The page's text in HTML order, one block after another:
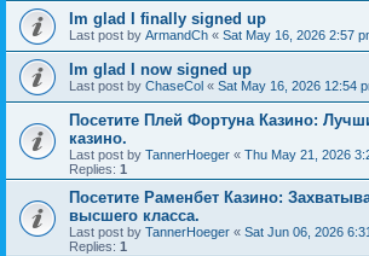
Im glad I finally signed up
Last post by ArmandCh « Sat May 16, 2026 2:57
Im glad I now signed up
Last post by ChaseCol « Sat May 16, 2026 12:54
Посетите Плей Фортуна Казино:
казино.
Last post by TannerHoeger « Thu May 21, 2026
Replies: 1
Посетите Раменбет Казино:
высшего класса.
Last post by TannerHoeger « Sat Jun 06, 2026
Replies: 1